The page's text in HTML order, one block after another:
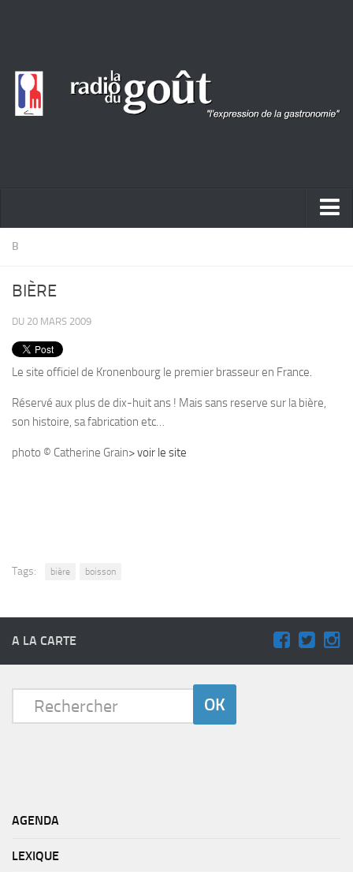
ACTUALITÉ
PRODUITS
Entrées
B
BIÈRE
DU 20 MARS 2009
Le site officiel de Kronenbourg le premier brasseur en France.
Réservé aux plus de dix-huit ans ! Mais sans reserve sur la bière,
son histoire, sa fabrication etc…
photo © Catherine Grain> voir le site
Tags: bière boisson
A LA CARTE
AGENDA
LEXIQUE